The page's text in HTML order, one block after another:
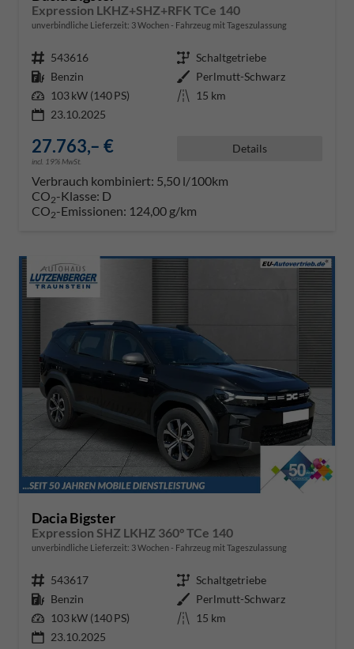
Expression LKHZ+SHZ+RFK TCe 140
unverbindliche Lieferzeit: 3 Wochen Fahrzeug mit Tageszulassung
Fahrzeugnr. 543616 Getriebe Schaltgetriebe
Kraftstoff Benzin Außenfarbe Perlmutt-Schwarz
Leistung 103 kW (140 PS) Kilometerstand 15 km
23.10.2025
27.763,– €
incl. 19% MwSt.
Details
Verbrauch kombiniert: 5,50 l/100km
CO2-Klasse: D
CO2-Emissionen: 124,00 g/km
Dacia Bigster
Expression SHZ LKHZ 360° TCe 140
unverbindliche Lieferzeit: 3 Wochen Fahrzeug mit Tageszulassung
Fahrzeugnr. 543617 Getriebe Schaltgetriebe
Kraftstoff Benzin Außenfarbe Perlmutt-Schwarz
Leistung 103 kW (140 PS) Kilometerstand 15 km
23.10.2025